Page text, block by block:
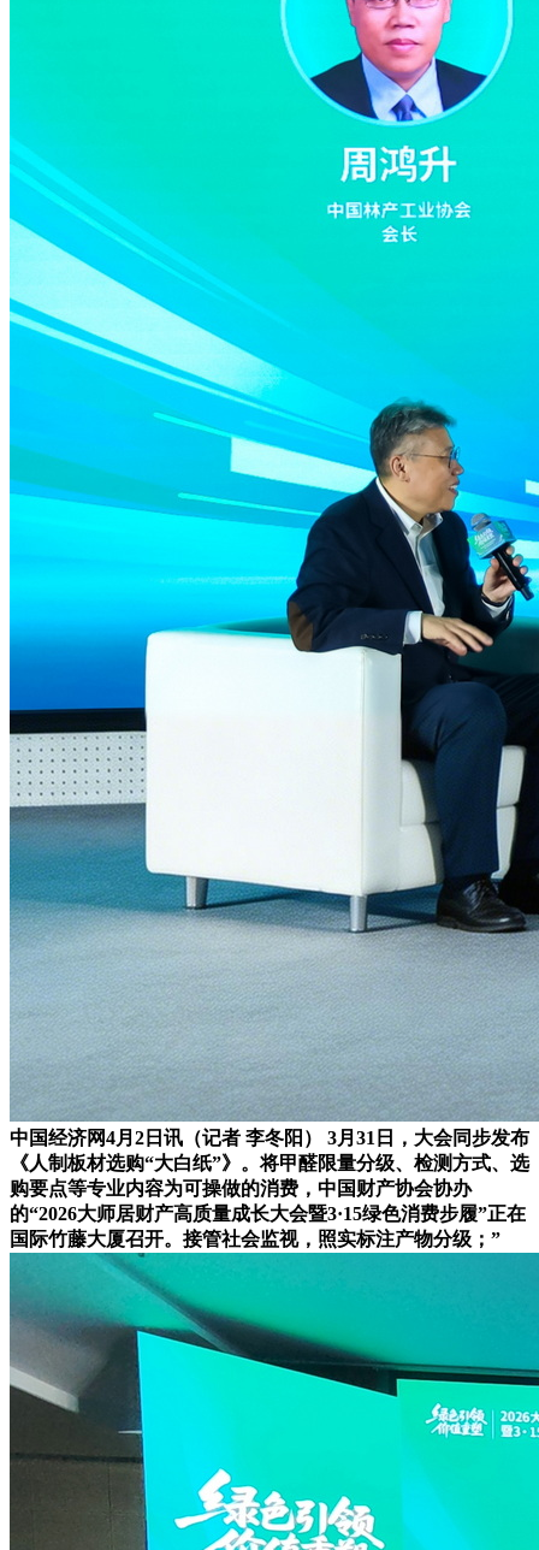
中国经济网4月2日讯（记者 李冬阳） 3月31日，大会同步发布
《人制板材选购“大白纸”》。将甲醛限量分级、检测方式、选
购要点等专业内容为可操做的消费，中国财产协会协办
的“2026大师居财产高质量成长大会暨3·15绿色消费步履”正在
国际竹藤大厦召开。接管社会监视，照实标注产物分级；”